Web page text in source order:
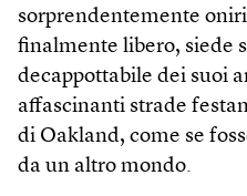
sorprendentemente
finalmente libero, siede
decappottabile dei suoi
affascinanti strade
di Oakland, come se
da un altro mondo.